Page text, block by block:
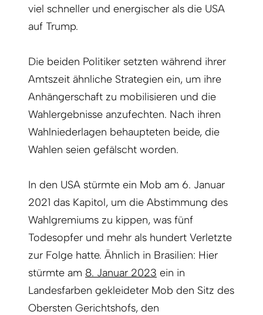
viel schneller und energischer als die USA
auf Trump.
Die beiden Politiker setzten während ihrer
Amtszeit ähnliche Strategien ein, um ihre
Anhängerschaft zu mobilisieren und die
Wahlergebnisse anzufechten. Nach ihren
Wahlniederlagen behaupteten beide, die
Wahlen seien gefälscht worden.
In den USA stürmte ein Mob am 6. Januar
2021 das Kapitol, um die Abstimmung des
Wahlgremiums zu kippen, was fünf
Todesopfer und mehr als hundert Verletzte
zur Folge hatte. Ähnlich in Brasilien: Hier
stürmte am 8. Januar 2023 ein in
Landesfarben gekleideter Mob den Sitz des
Obersten Gerichtshofs, den